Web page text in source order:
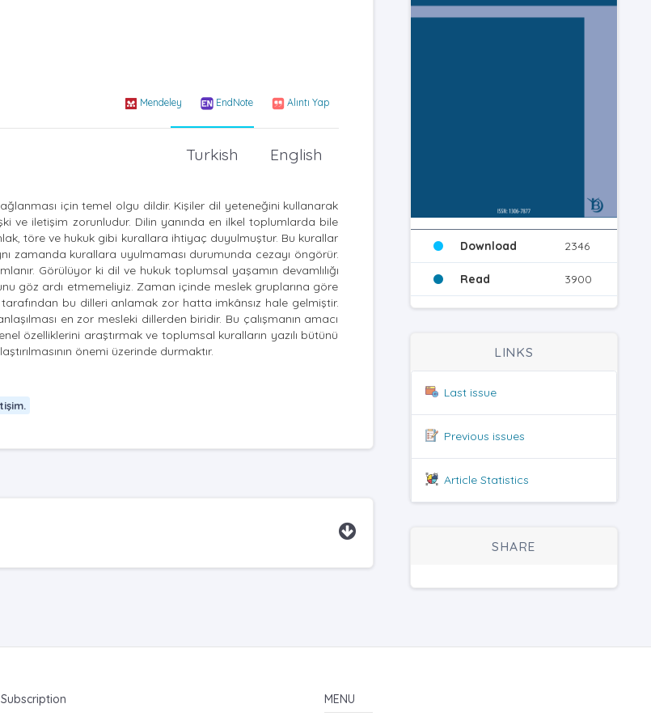
Mendeley EndNote Alıntı Yap
English
Turkish
için temel olgu dildir. Kişiler dil yeteneğini kullanarak
ve iletişim zorunludur. Dilin yanında en ilkel toplumlarda bile
töre ve hukuk gibi kurallara ihtiyaç duyulmuştur. Bu kurallar
zamanda kurallara uyulmaması durumunda cezayı öngörür.
Görülüyor ki dil ve hukuk toplumsal yaşamın devamlılığı
göz ardı etmemeliyiz. Zaman içinde meslek gruplarına göre
bu dilleri anlamak zor hatta imkânsız hale gelmiştir.
en zor mesleki dillerden biridir. Bu çalışmanın amacı
özelliklerini araştırmak ve toplumsal kuralların yazılı bütünü
önemi üzerinde durmaktır.
Download 2346
Read 3900
LINKS
Last issue
Previous issues
Article Statistics
SHARE
MENU